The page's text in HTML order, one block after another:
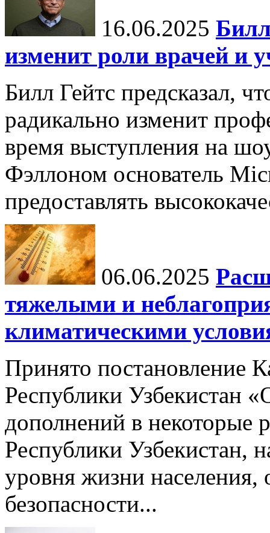
16.06.2025
изменит роли врачей и
Билл Гейтс предсказал,
радикально изменит
время выступления на
Фэллоном основатель
предоставлять
06.06.2025
тяжелыми и
климатическими
Принято постановление
Республики Узбекистан
дополнений в некоторые
Республики Узбекистан,
уровня жизни населения,
безопасности...